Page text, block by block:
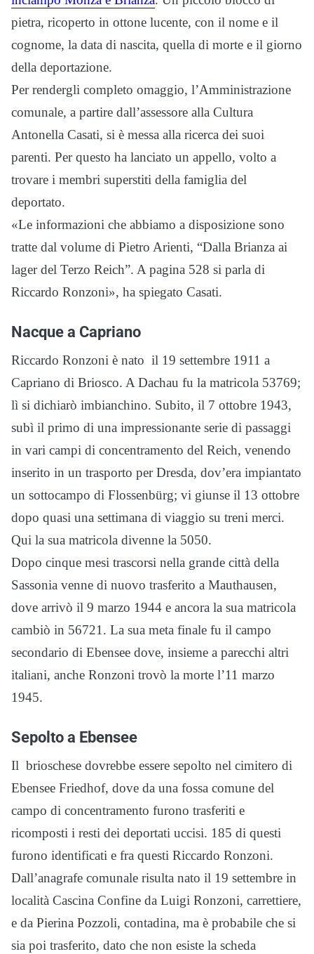
pietra, ricoperto in ottone lucente, con il nome e il
cognome, la data di nascita, quella di morte e il giorno
della deportazione.
Per rendergli completo omaggio, l’Amministrazione
comunale, a partire dall’assessore alla Cultura
Antonella Casati, si è messa alla ricerca dei suoi
parenti. Per questo ha lanciato un appello, volto a
trovare i membri superstiti della famiglia del
deportato.
«Le informazioni che abbiamo a disposizione sono
tratte dal volume di Pietro Arienti, “Dalla Brianza ai
lager del Terzo Reich”. A pagina 528 si parla di
Riccardo Ronzoni», ha spiegato Casati.
Nacque a Capriano
Riccardo Ronzoni è nato il 19 settembre 1911 a
Capriano di Briosco. A Dachau fu la matricola 53769;
lì si dichiarò imbianchino. Subito, il 7 ottobre 1943,
subì il primo di una impressionante serie di passaggi
in vari campi di concentramento del Reich, venendo
inserito in un trasporto per Dresda, dov’era impiantato
un sottocampo di Flossenbürg; vi giunse il 13 ottobre
dopo quasi una settimana di viaggio su treni merci.
Qui la sua matricola divenne la 5050.
Dopo cinque mesi trascorsi nella grande città della
Sassonia venne di nuovo trasferito a Mauthausen,
dove arrivò il 9 marzo 1944 e ancora la sua matricola
cambiò in 56721. La sua meta finale fu il campo
secondario di Ebensee dove, insieme a parecchi altri
italiani, anche Ronzoni trovò la morte l’11 marzo
1945.
Sepolto a Ebensee
Il brioschese dovrebbe essere sepolto nel cimitero di
Ebensee Friedhof, dove da una fossa comune del
campo di concentramento furono trasferiti e
ricomposti i resti dei deportati uccisi. 185 di questi
furono identificati e fra questi Riccardo Ronzoni.
Dall’anagrafe comunale risulta nato il 19 settembre in
località Cascina Confine da Luigi Ronzoni, carrettiere,
e da Pierina Pozzoli, contadina, ma è probabile che si
sia poi trasferito, dato che non esiste la scheda